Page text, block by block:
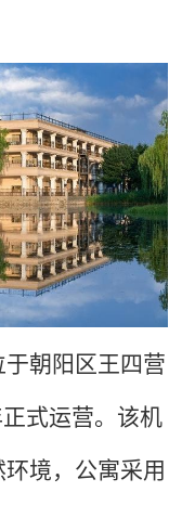
朝阳区王四营
式运营。该机
境，公寓采用